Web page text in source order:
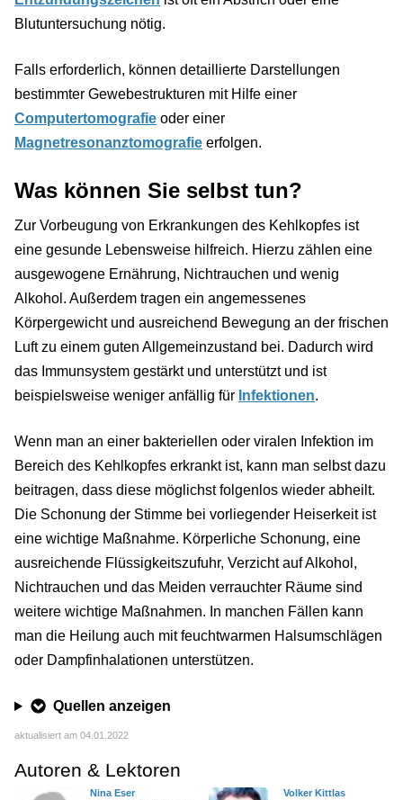
Blutuntersuchung nötig.
Falls erforderlich, können detaillierte Darstellungen
bestimmter Gewebestrukturen mit Hilfe einer
Computertomografie oder einer
Magnetresonanztomografie erfolgen.
Was können Sie selbst tun?
Zur Vorbeugung von Erkrankungen des Kehlkopfes ist
eine gesunde Lebensweise hilfreich. Hierzu zählen eine
ausgewogene Ernährung, Nichtrauchen und wenig
Alkohol. Außerdem tragen ein angemessenes
Körpergewicht und ausreichend Bewegung an der frischen
Luft zu einem guten Allgemeinzustand bei. Dadurch wird
das Immunsystem gestärkt und unterstützt und ist
beispielsweise weniger anfällig für Infektionen.
Wenn man an einer bakteriellen oder viralen Infektion im
Bereich des Kehlkopfes erkrankt ist, kann man selbst dazu
beitragen, dass diese möglichst folgenlos wieder abheilt.
Die Schonung der Stimme bei vorliegender Heiserkeit ist
eine wichtige Maßnahme. Körperliche Schonung, eine
ausreichende Flüssigkeitszufuhr, Verzicht auf Alkohol,
Nichtrauchen und das Meiden verrauchter Räume sind
weitere wichtige Maßnahmen. In manchen Fällen kann
man die Heilung auch mit feuchtwarmen Halsumschlägen
oder Dampfinhalationen unterstützen.
Quellen anzeigen
aktualisiert am 04.01.2022
Autoren & Lektoren
Nina Eser
Volker Kittlas